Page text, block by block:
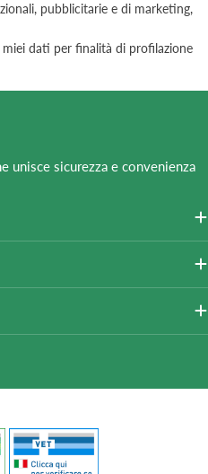
pubblicitarie e di marketing,
dati per finalità di profilazione
unisce sicurezza e convenienza